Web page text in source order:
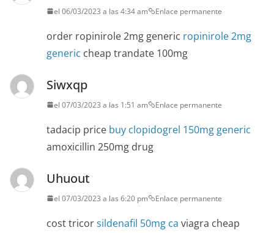
el 06/03/2023 a las 4:34 am Enlace permanente
order ropinirole 2mg generic ropinirole 2mg
generic cheap trandate 100mg
Siwxqp
el 07/03/2023 a las 1:51 am Enlace permanente
tadacip price buy clopidogrel 150mg generic
amoxicillin 250mg drug
Uhuout
el 07/03/2023 a las 6:20 pm Enlace permanente
cost tricorsildenafil 50mg ca viagra cheap